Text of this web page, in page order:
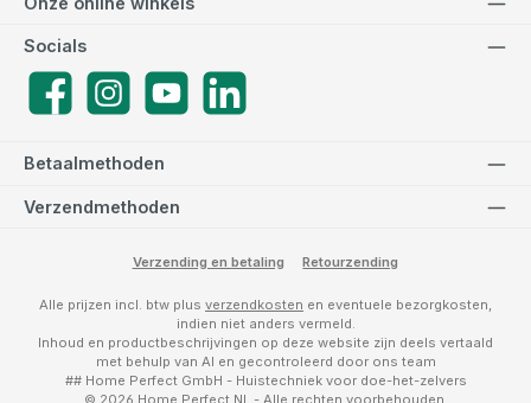
Betaalmethoden
Verzendmethoden
Socials
FacebookInstagramYouTube
Verzending en betaling Retourzending
Alle prijzen incl. btw plus verzendkosten en eventuele bezorgkosten,
indien niet anders vermeld.
Inhoud en productbeschrijvingen op deze website zijn deels vertaald
met behulp van AI en gecontroleerd door ons team
## Home Perfect GmbH - Huistechniek voor doe-het-zelvers
© 2026 Home Perfect NL - Alle rechten voorbehouden.